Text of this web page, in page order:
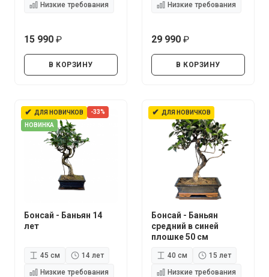
Низкие требования
15 990
В КОРЗИНУ
Низкие требования
29 990
В КОРЗИНУ
✔ ДЛЯ НОВИЧКОВ
-33%
НОВИНКА
Бонсай - Баньян 14
лет
45 см
14 лет
Низкие требования
✔ ДЛЯ НОВИЧКОВ
Бонсай - Баньян
средний в синей
плошке 50 см
40 см
15 лет
Низкие требования